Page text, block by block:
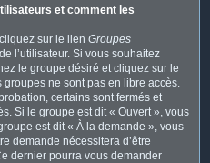
et comment les
sur le lien Groupes
l’utilisateur. Si vous souhaitez
le groupe désiré et cliquez sur le
ne sont pas en libre accès.
certains sont fermés et
Si le groupe est dit « Ouvert », vous
est dit « À la demande », vous
demande nécessitera d’être
dernier pourra vous demander